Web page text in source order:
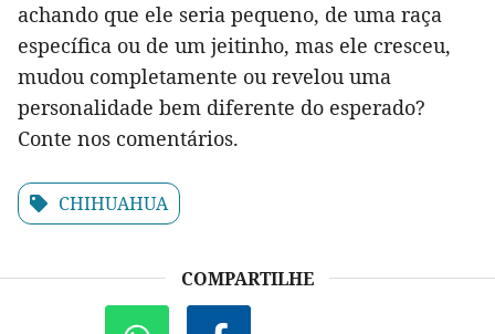
achando que ele seria pequeno, de uma raça
específica ou de um jeitinho, mas ele cresceu,
mudou completamente ou revelou uma
personalidade bem diferente do esperado?
Conte nos comentários.
CHIHUAHUA
COMPARTILHE